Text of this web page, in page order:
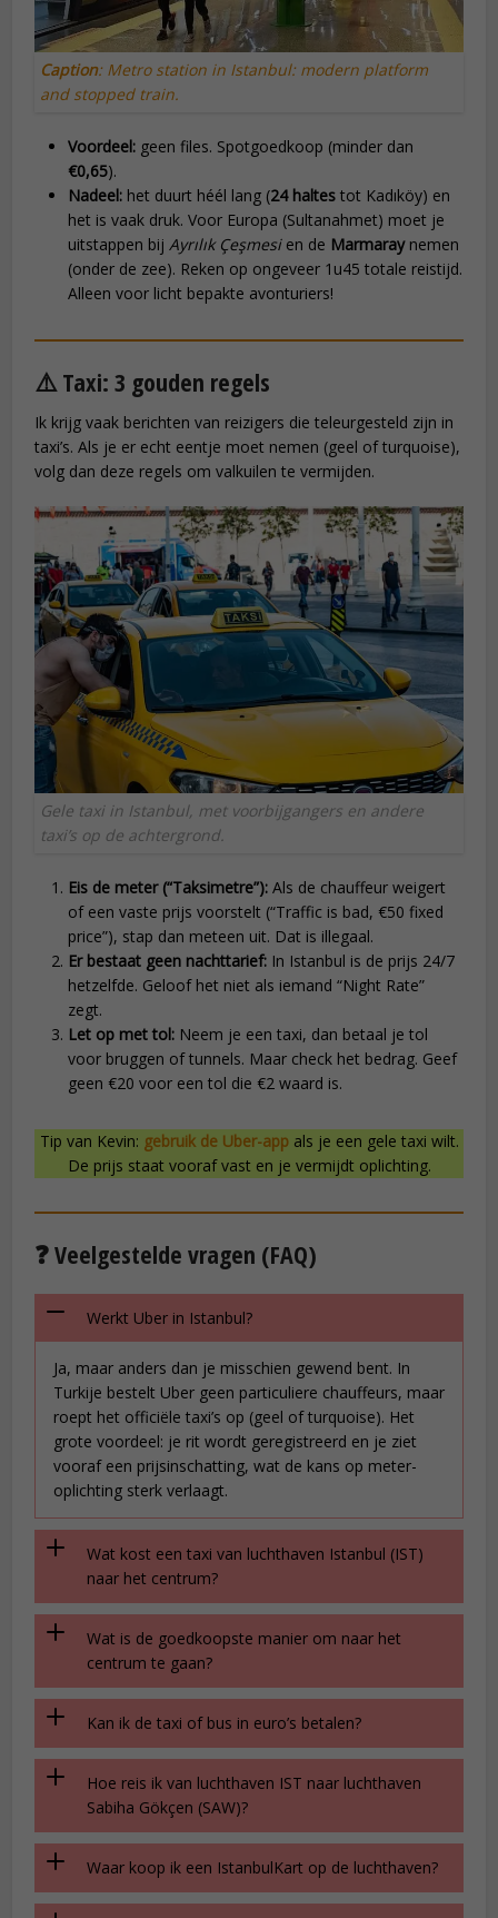
Caption: Metro station in Istanbul: modern platform
and stopped train.
Voordeel: geen files. Spotgoedkoop (minder dan
€0,65).
Nadeel: het duurt héél lang (24 haltes tot Kadıköy) en
het is vaak druk. Voor Europa (Sultanahmet) moet je
uitstappen bijAyrılık Çeşmesien de Marmaraynemen
(onder de zee). Reken op ongeveer 1u45 totale reistijd.
Alleen voor licht bepakte avonturiers!
⚠️ Taxi: 3 gouden regels
Ik krijg vaak berichten van reizigers die teleurgesteld zijn in
taxi’s. Als je er echt eentje moet nemen (geel of turquoise),
volg dan deze regels om valkuilen te vermijden.
Gele taxi in Istanbul, met voorbijgangers en andere
taxi’s op de achtergrond.
Eis de meter (“Taksimetre”): Als de chauffeur weigert
of een vaste prijs voorstelt (“Traffic is bad, €50 fixed
price”), stap dan meteen uit. Dat is illegaal.
Er bestaat geen nachttarief: In Istanbul is de prijs 24/7
hetzelfde. Geloof het niet als iemand “Night Rate”
zegt.
Let op met tol: Neem je een taxi, dan betaal je tol
voor bruggen of tunnels. Maar check het bedrag. Geef
geen €20 voor een tol die €2 waard is.
Tip van Kevin: gebruik de Uber-appals je een gele taxi wilt.
De prijs staat vooraf vast en je vermijdt oplichting.
❓ Veelgestelde vragen (FAQ)
Werkt Uber in Istanbul?
Ja, maar anders dan je misschien gewend bent. In
Turkije bestelt Uber geen particuliere chauffeurs, maar
roept het officiële taxi’s op (geel of turquoise). Het
grote voordeel: je rit wordt geregistreerd en je ziet
vooraf een prijsinschatting, wat de kans op meter-
oplichting sterk verlaagt.
Wat kost een taxi van luchthaven Istanbul (IST)
naar het centrum?
Wat is de goedkoopste manier om naar het
centrum te gaan?
Kan ik de taxi of bus in euro’s betalen?
Hoe reis ik van luchthaven IST naar luchthaven
Sabiha Gökçen (SAW)?
Waar koop ik een IstanbulKart op de luchthaven?